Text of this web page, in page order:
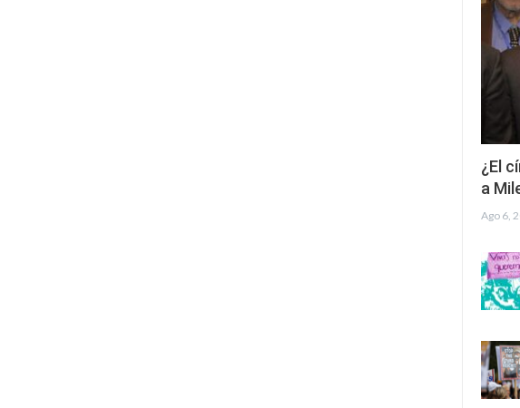
¿El
a
Ago 6,